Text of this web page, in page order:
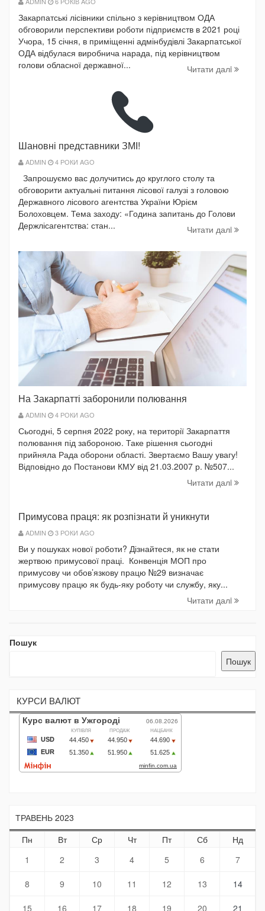
Закарпатські лісівники спільно з керівництвом ОДА
обговорили перспективи роботи підприємств в 2021 році
Учора, 15 січня, в приміщенні адмінбудівлі Закарпатської
ОДА відбулася виробнича нарада, під керівництвом
голови обласної державної...
Читати далi
Шановні представники ЗМІ!
ADMIN 4 РОКИ AGO
Запрошуємо вас долучитись до круглого столу та
обговорити актуальні питання лісової галузі з головою
Державного лісового агентства України Юрієм
Болоховцем. Тема заходу: «Година запитань до Голови
Держлісагентства: стан...
Читати далi
На Закарпатті заборонили полювання
ADMIN 4 РОКИ AGO
Сьогодні, 5 серпня 2022 року, на території Закарпаття
полювання під забороною. Таке рішення сьогодні
прийняла Рада оборони області. Звертаємо Вашу увагу!
Відповідно до Постанови КМУ від 21.03.2007 р. №507...
Читати далi
Примусова праця: як розпізнати й уникнути
ADMIN 3 РОКИ AGO
Ви у пошуках нової роботи? Дізнайтеся, як не стати
жертвою примусової праці. Конвенція МОП про
примусову чи обов’язкову працю №29 визначає
примусову працю як будь-яку роботу чи службу, яку...
Читати далi
Пошук
Пошук
КУРСИ ВАЛЮТ
ТРАВЕНЬ 2023
Пн
Вт Ср Чт Пт Сб
Нд
1
2 3 4 5 6 7
8 9 10 11 12 13 14
15 16 17 18 19 20 21